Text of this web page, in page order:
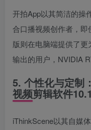
开拍App以其简洁的操
合口播视频创作者，
版则在电脑端提供了
输出的用户，NVIDIA
5. 个性化与定制
视频剪辑软件10.1
iThinkScene以其自媒